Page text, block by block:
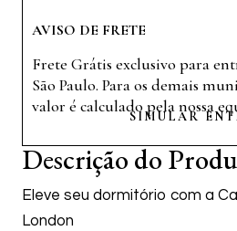
AVISO DE FRETE
Frete Grátis exclusivo para
São Paulo. Para os demais
valor é calculado pela nossa
SIMULAR
Descrição do
Eleve seu dormitório com a
London